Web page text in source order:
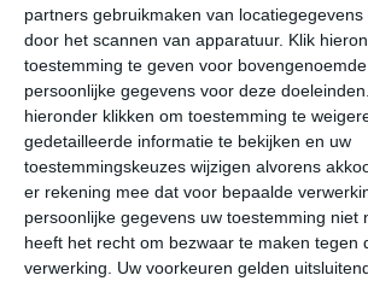
partners gebruikmaken van
door het scannen van apparatuur. Klik
toestemming te geven voor
persoonlijke gegevens voor deze
hieronder klikken om toestemming te
gedetailleerde informatie te bekijken en uw
toestemmingskeuzes wijzigen alvorens
er rekening mee dat voor bepaalde
persoonlijke gegevens uw toestemming niet
heeft het recht om bezwaar te maken tegen
verwerking. Uw voorkeuren gelden
27° 13° 33° 20° 32° 21°
21°C 25°C 27°C
10:00 13:00 16:00